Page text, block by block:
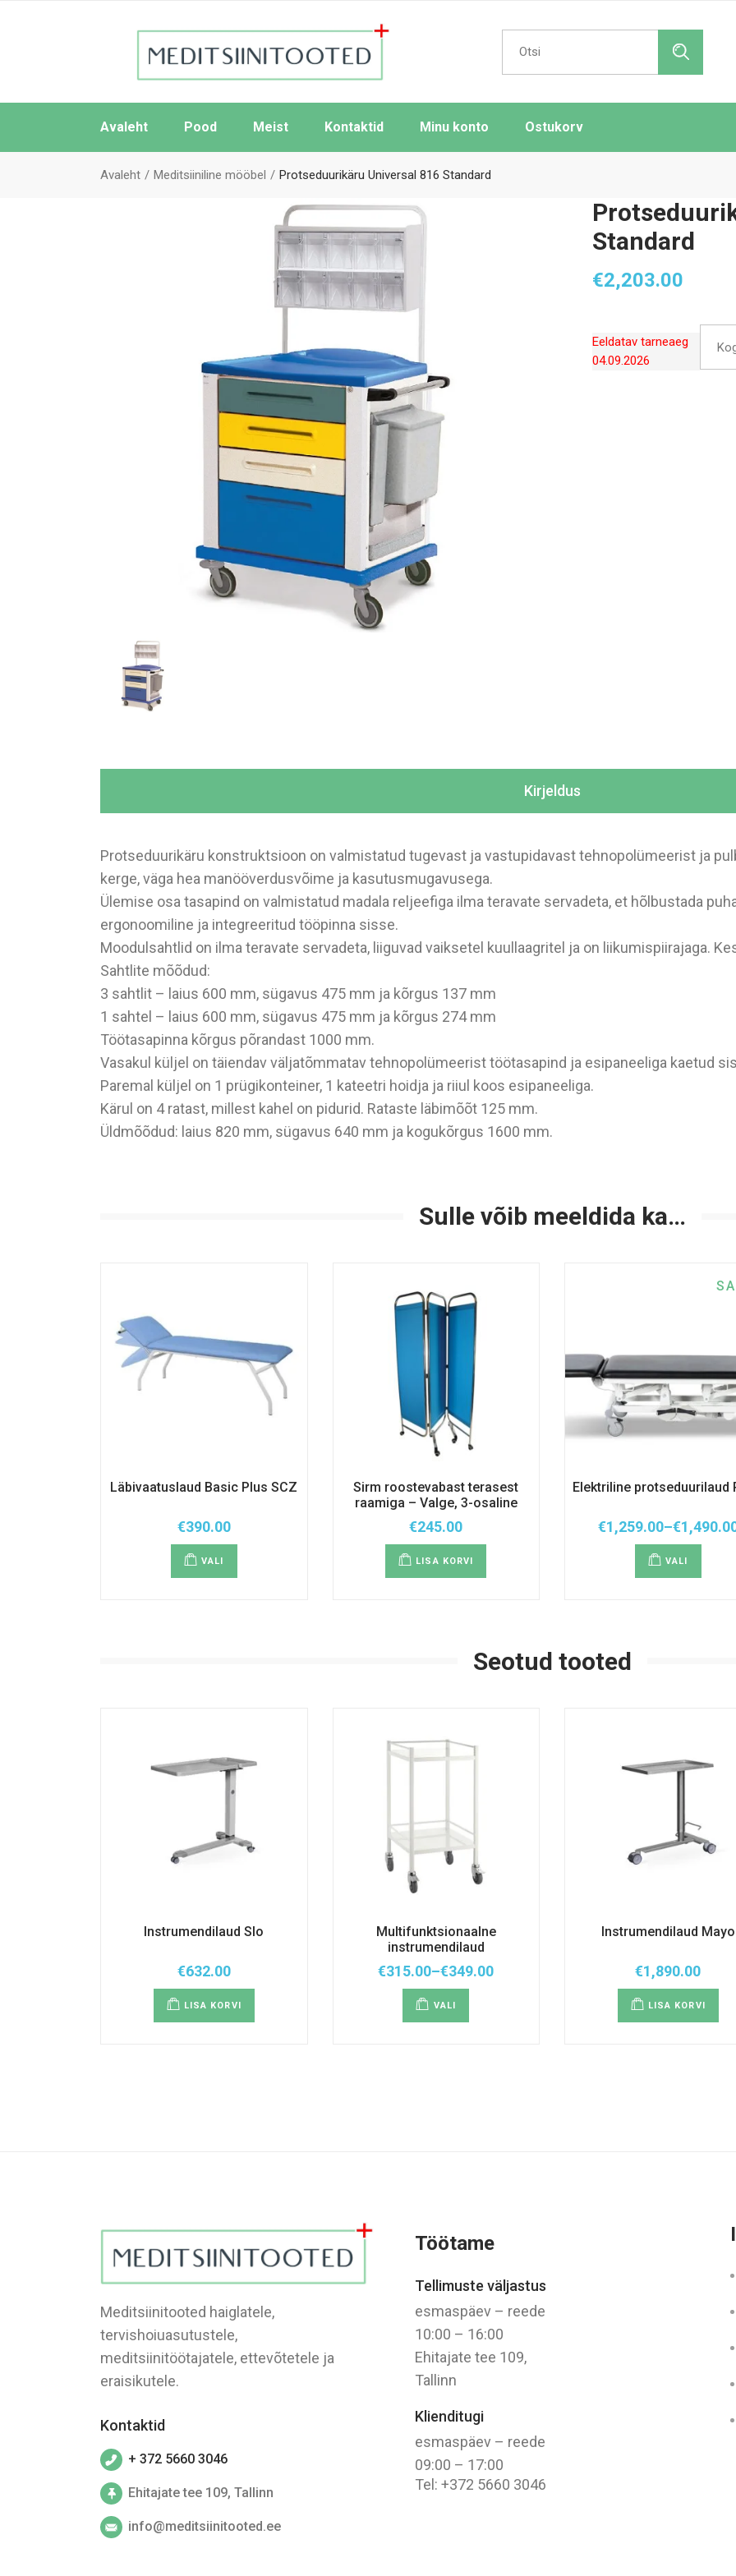
Search
for:
Avaleht Pood Meist Kontaktid Minu konto Ostukorv
Avaleht Meditsiiniline mööbel Protseduurikäru Universal 816 Standard
Standard
€2,203.00
Eeldatav tarneaeg
04.09.2026
Kirjeldus
Protseduurikäru konstruktsioon on valmistatud tugevast ja vastupidavast tehnopolümeerist ja
kerge, väga hea manööverdusvõime ja kasutusmugavusega.
Ülemise osa tasapind on valmistatud madala reljeefiga ilma teravate servadeta, et hõlbustada
ergonoomiline ja integreeritud tööpinna sisse.
Moodulsahtlid on ilma teravate servadeta, liiguvad vaiksetel kuullaagritel ja on liikumispiirajaga.
Sahtlite mõõdud:
3 sahtlit – laius 600 mm, sügavus 475 mm ja kõrgus 137 mm
1 sahtel – laius 600 mm, sügavus 475 mm ja kõrgus 274 mm
Töötasapinna kõrgus põrandast 1000 mm.
Vasakul küljel on täiendav väljatõmmatav tehnopolümeerist töötasapind ja esipaneeliga kaetud
Paremal küljel on 1 prügikonteiner, 1 kateetri hoidja ja riiul koos esipaneeliga.
Kärul on 4 ratast, millest kahel on pidurid. Rataste läbimõõt 125 mm.
Üldmõõdud: laius 820 mm, sügavus 640 mm ja kogukõrgus 1600 mm.
Sulle võib meeldida ka…
Läbivaatuslaud Basic Plus SCZ
€390.00
VALI
mitu
Sirm roostevabast terasest
raamiga – Valge, 3-osaline
€245.00
LISA KORVI
Elektriline protseduurilaud
€1,259.00–€
€1,259.00
kuni
€1,490.00
VALI
mitu
Seotud tooted
Instrumendilaud Slo
€632.00
LISA KORVI
Multifunktsionaalne
instrumendilaud
€315.00–€349.00
Hinnavahemik:
€315.00
kuni
€349.00
VALI
mitu
Instrumendilaud Mayo
€1,890.00
LISA KORVI
Meditsiinitooted haiglatele,
tervishoiuasutustele,
meditsiinitöötajatele, ettevõtetele ja
eraisikutele.
Kontaktid
+ 372 5660 3046
Ehitajate tee 109, Tallinn
info@meditsiinitooted.ee
Töötame
Tellimuste väljastus
esmaspäev – reede
10:00 – 16:00
Ehitajate tee 109,
Tallinn
Klienditugi
esmaspäev – reede
09:00 – 17:00
Tel: +372 5660 3046